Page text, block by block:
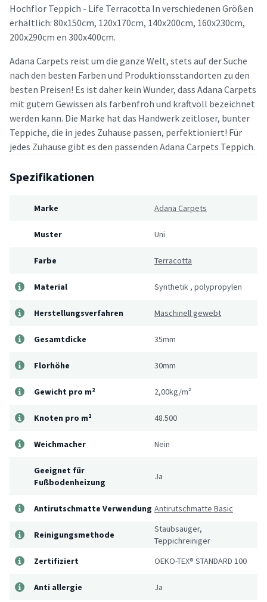
Hochflor Teppich - Life Terracotta In verschiedenen Größen
erhältlich: 80x150cm, 120x170cm, 140x200cm, 160x230cm,
200x290cm en 300x400cm.
Adana Carpets reist um die ganze Welt, stets auf der Suche
nach den besten Farben und Produktionsstandorten zu den
besten Preisen! Es ist daher kein Wunder, dass Adana Carpets
mit gutem Gewissen als farbenfroh und kraftvoll bezeichnet
werden kann. Die Marke hat das Handwerk zeitloser, bunter
Teppiche, die in jedes Zuhause passen, perfektioniert! Für
jedes Zuhause gibt es den passenden Adana Carpets Teppich.
Spezifikationen
Marke Adana Carpets
Muster Uni
Farbe Terracotta
Material Synthetik , polypropylen
Herstellungsverfahren Maschinell gewebt
Gesamtdicke 35mm
Florhöhe 30mm
Gewicht pro m² 2,00kg/m²
Knoten pro m² 48.500
Weichmacher Nein
Geeignet für
Fußbodenheizung
Ja
Antirutschmatte Verwendung Antirutschmatte Basic
Reinigungsmethode
Staubsauger,
Teppichreiniger
Zertifiziert
OEKO-TEX® STANDARD 100
Anti allergie Ja